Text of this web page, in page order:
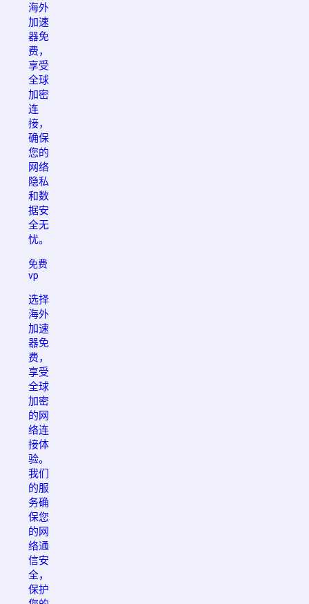
海外
加速
器免
费，
享受
全球
加密
连
接，
确保
您的
网络
隐私
和数
据安
全无
忧。
免费
vp
选择
海外
加速
器免
费，
享受
全球
加密
的网
络连
接体
验。
我们
的服
务确
保您
的网
络通
信安
全，
保护